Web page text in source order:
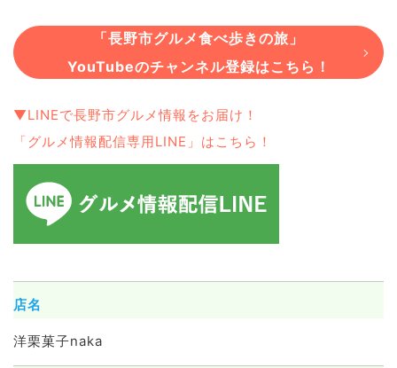
「長野市グルメ食べ歩きの旅」
YouTubeのチャンネル登録はこちら！
▼LINEで長野市グルメ情報をお届け！
「グルメ情報配信専用LINE」はこちら！
店名
洋栗菓子naka